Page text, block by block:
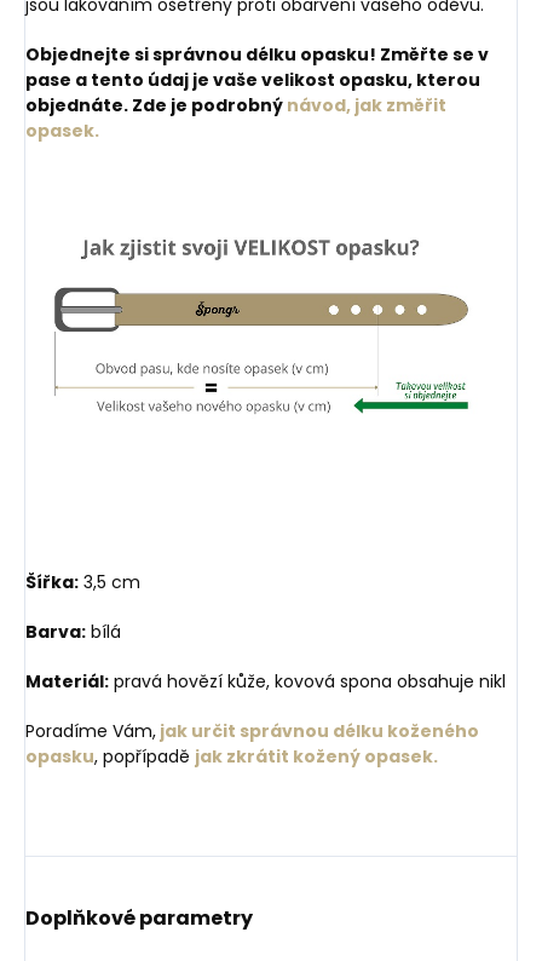
Objednejte si správnou délku opasku! Změřte se v
pase a tento údaj je vaše velikost opasku, kterou
objednáte. Zde je podrobný návod, jak změřit
opasek.
Šířka: 3,5 cm
Barva: bílá
Materiál: pravá hovězí kůže, kovová spona obsahuje nikl
Poradíme Vám, jak určit správnou délku koženého
opasku, popřípadě jak zkrátit kožený opasek.
Doplňkové parametry